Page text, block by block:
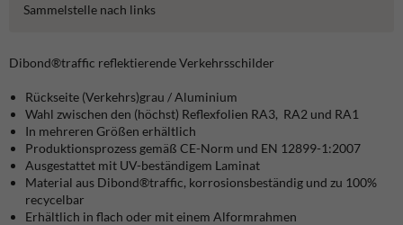
Sammelstelle nach links
Dibond®traffic reflektierende Verkehrsschilder
Rückseite (Verkehrs)grau / Aluminium
Wahl zwischen den (höchst) Reflexfolien RA3, RA2 und RA1
In mehreren Größen erhältlich
Produktionsprozess gemäß CE-Norm und EN 12899-1:2007
Ausgestattet mit UV-beständigem Laminat
Material aus Dibond®traffic, korrosionsbeständig und zu 100%
recycelbar
Erhältlich in flach oder mit einem Alformrahmen